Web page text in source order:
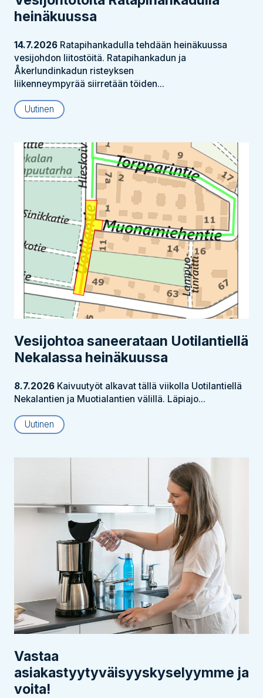
heinäkuussa
14.7.2026 Ratapihankadulla tehdään heinäkuussa
vesijohdon liitostöitä. Ratapihankadun ja
Åkerlundinkadun risteyksen
liikenneympyrää siirretään töiden...
Uutinen
Vesijohtoa saneerataan Uotilantiellä
Nekalassa heinäkuussa
8.7.2026 Kaivuutyöt alkavat tällä viikolla Uotilantiellä
Nekalantien ja Muotialantien välillä. Läpiajo...
Uutinen
Vastaa
asiakastyytyväisyyskyselyymme ja
voita!